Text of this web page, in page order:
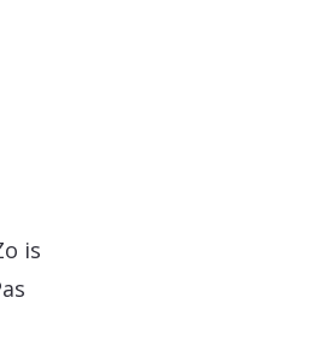
is